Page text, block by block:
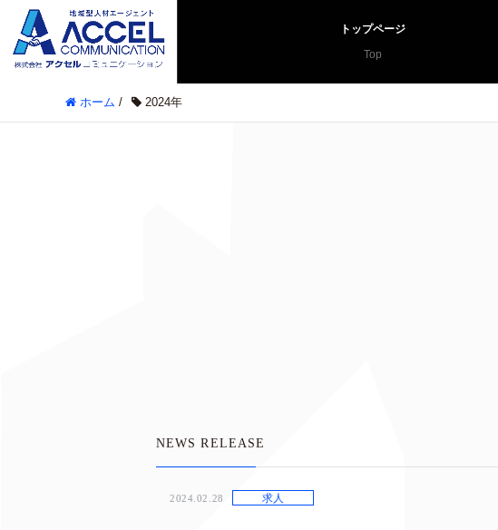
トップページ
Top
ホーム / 2024年
NEWS RELEASE
2024.02.28 求人